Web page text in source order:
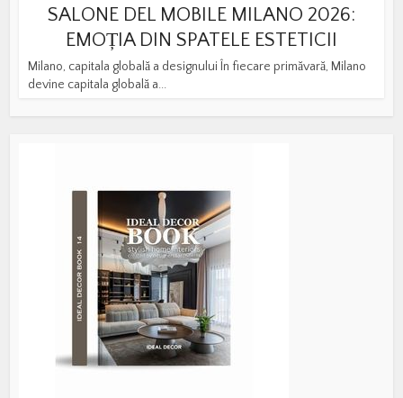
SALONE DEL MOBILE MILANO 2026:
EMOȚIA DIN SPATELE ESTETICII
Milano, capitala globală a designului În fiecare primăvară, Milano
devine capitala globală a...